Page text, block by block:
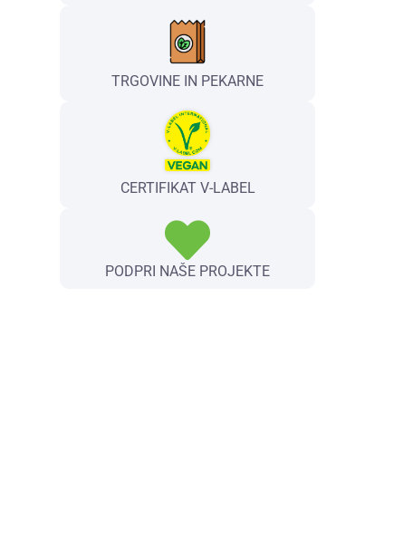
TRGOVINE IN PEKARNE
CERTIFIKAT V-LABEL
PODPRI NAŠE PROJEKTE